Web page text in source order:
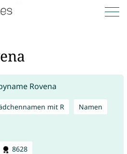
mit R Namen
8628